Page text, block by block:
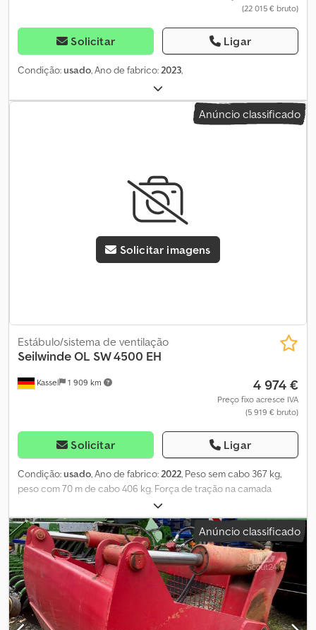
(22 015 € bruto)
Solicitar Ligar
Condição:usado, Ano de fabrico:2023,
Anúncio classificado
Solicitar imagens
Kassel 1 909 km
Estábulo/sistema de ventilação
Seilwinde OL SW 4500 EH
4 974 €
Preço fixo acresce IVA
(5 919 € bruto)
Solicitar Ligar
Condição:usado, Ano de fabrico:2022, Peso sem cabo 367 kg,
peso com 70 m de cabo 406 kg. Força de tração na camada
superior: 22,05 kN. Pressão de operação: 150 bar. Resistência à
ruptura do cabo requerida: 90 kN. Acoplamento categoria I/II /
Premium 1,5 m. Cabo: 70 m / 10 mm compactado 6F-V. Largura da
lâmina: 1,5 m. Força de tração: 4,5 t, versão intermediária. Dedpfx
Aoucqgcjc Asck
Anúncio classificado